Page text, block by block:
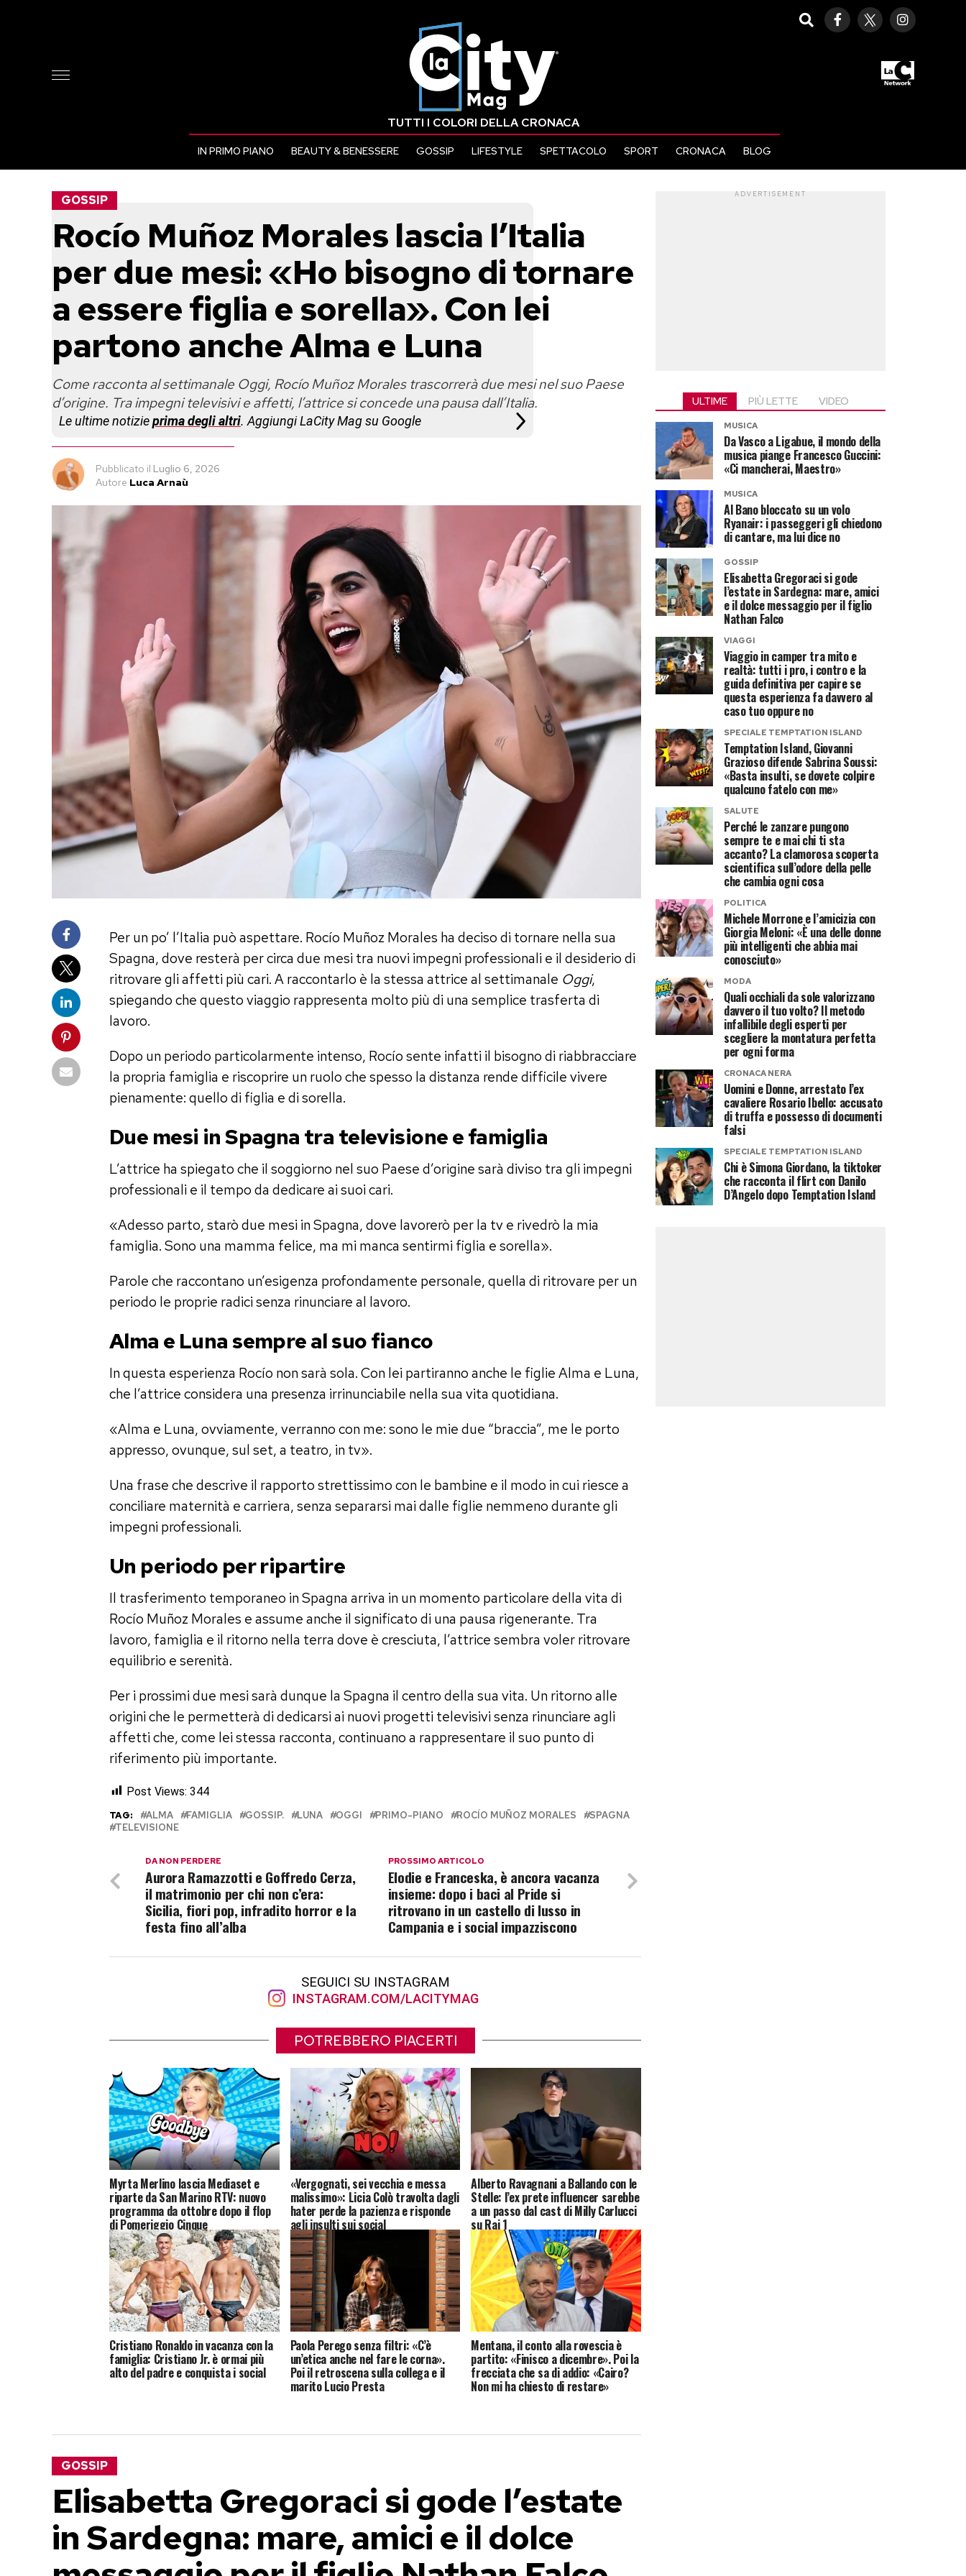
TUTTI I COLORI DELLA CRONACA
IN PRIMO PIANO BEAUTY & BENESSERE GOSSIP LIFESTYLE SPETTACOLO SPORT CRONACA BLOG
GOSSIP
Rocío Muñoz Morales lascia l’Italia
per due mesi: «Ho bisogno di tornare
a essere figlia e sorella». Con lei
partono anche Alma e Luna
Come racconta al settimanale Oggi, Rocío Muñoz Morales trascorrerà due mesi nel suo Paese
d’origine. Tra impegni televisivi e affetti, l’attrice si concede una pausa dall’Italia.
Le ultime notizieprima degli altri. Aggiungi LaCity Mag su Google
Pubblicato il Luglio 6, 2026
Autore Luca Arnaù
Per un po’ l’Italia può aspettare. Rocío Muñoz Morales ha deciso di tornare nella sua
Spagna, dove resterà per circa due mesi tra nuovi impegni professionali e il desiderio di
ritrovare gli affetti più cari. A raccontarlo è la stessa attrice al settimanale Oggi,
spiegando che questo viaggio rappresenta molto più di una semplice trasferta di
lavoro.
Dopo un periodo particolarmente intenso, Rocío sente infatti il bisogno di riabbracciare
la propria famiglia e riscoprire un ruolo che spesso la distanza rende difficile vivere
pienamente: quello di figlia e di sorella.
Due mesi in Spagna tra televisione e famiglia
L’attrice ha spiegato che il soggiorno nel suo Paese d’origine sarà diviso tra gli impegni
professionali e il tempo da dedicare ai suoi cari.
«Adesso parto, starò due mesi in Spagna, dove lavorerò per la tv e rivedrò la mia
famiglia. Sono una mamma felice, ma mi manca sentirmi figlia e sorella».
Parole che raccontano un’esigenza profondamente personale, quella di ritrovare per un
periodo le proprie radici senza rinunciare al lavoro.
Alma e Luna sempre al suo fianco
In questa esperienza Rocío non sarà sola. Con lei partiranno anche le figlie Alma e Luna,
che l’attrice considera una presenza irrinunciabile nella sua vita quotidiana.
«Alma e Luna, ovviamente, verranno con me: sono le mie due “braccia”, me le porto
appresso, ovunque, sul set, a teatro, in tv».
Una frase che descrive il rapporto strettissimo con le bambine e il modo in cui riesce a
conciliare maternità e carriera, senza separarsi mai dalle figlie nemmeno durante gli
impegni professionali.
Un periodo per ripartire
Il trasferimento temporaneo in Spagna arriva in un momento particolare della vita di
Rocío Muñoz Morales e assume anche il significato di una pausa rigenerante. Tra
lavoro, famiglia e il ritorno nella terra dove è cresciuta, l’attrice sembra voler ritrovare
equilibrio e serenità.
Per i prossimi due mesi sarà dunque la Spagna il centro della sua vita. Un ritorno alle
origini che le permetterà di dedicarsi ai nuovi progetti televisivi senza rinunciare agli
affetti che, come lei stessa racconta, continuano a rappresentare il suo punto di
riferimento più importante.
Post Views: 344
TAG: ALMA FAMIGLIA GOSSIP. LUNA OGGI PRIMO-PIANO ROCÍO MUÑOZ MORALES
SPAGNA
TELEVISIONE
PROSSIMO ARTICOLO
Elodie e Franceska, è ancora vacanza
insieme: dopo i baci al Pride si
ritrovano in un castello di lusso in
Campania e i social impazziscono
DA NON PERDERE
Aurora Ramazzotti e Goffredo Cerza,
il matrimonio per chi non c’era:
Sicilia, fiori pop, infradito horror e la
festa fino all’alba
SEGUICI SU INSTAGRAM
INSTAGRAM.COM/LACITYMAG
POTREBBERO PIACERTI
Myrta Merlino lascia Mediaset e
riparte da San Marino RTV: nuovo
programma da ottobre dopo il flop
di Pomeriggio Cinque
«Vergognati, sei vecchia e messa
malissimo»: Licia Colò travolta dagli
hater perde la pazienza e risponde
agli insulti sui social
Alberto Ravagnani a Ballando con le
Stelle: l’ex prete influencer sarebbe
a un passo dal cast di Milly Carlucci
su Rai 1
Cristiano Ronaldo in vacanza con la
famiglia: Cristiano Jr. è ormai più
alto del padre e conquista i social
Paola Perego senza filtri: «C’è
un’etica anche nel fare le corna».
Poi il retroscena sulla collega e il
marito Lucio Presta
Mentana, il conto alla rovescia è
partito: «Finisco a dicembre». Poi la
frecciata che sa di addio: «Cairo?
Non mi ha chiesto di restare»
GOSSIP
Elisabetta Gregoraci si gode l’estate
in Sardegna: mare, amici e il dolce
ADVERTISEMENT
ULTIME PIÙ LETTE VIDEO
MUSICA
Da Vasco a Ligabue, il mondo della
musica piange Francesco Guccini:
«Ci mancherai, Maestro»
MUSICA
Al Bano bloccato su un volo
Ryanair: i passeggeri gli chiedono
di cantare, ma lui dice no
GOSSIP
Elisabetta Gregoraci si gode
l’estate in Sardegna: mare, amici
e il dolce messaggio per il figlio
Nathan Falco
VIAGGI
Viaggio in camper tra mito e
realtà: tutti i pro, i contro e la
guida definitiva per capire se
questa esperienza fa davvero al
caso tuo oppure no
SPECIALE TEMPTATION ISLAND
Temptation Island, Giovanni
Grazioso difende Sabrina Soussi:
«Basta insulti, se dovete colpire
qualcuno fatelo con me»
SALUTE
Perché le zanzare pungono
sempre te e mai chi ti sta
accanto? La clamorosa scoperta
scientifica sull’odore della pelle
che cambia ogni cosa
POLITICA
Michele Morrone e l’amicizia con
Giorgia Meloni: «È una delle donne
più intelligenti che abbia mai
conosciuto»
MODA
Quali occhiali da sole valorizzano
davvero il tuo volto? Il metodo
infallibile degli esperti per
scegliere la montatura perfetta
per ogni forma
CRONACA NERA
Uomini e Donne, arrestato l’ex
cavaliere Rosario Ibello: accusato
di truffa e possesso di documenti
falsi
SPECIALE TEMPTATION ISLAND
Chi è Simona Giordano, la tiktoker
che racconta il flirt con Danilo
D’Angelo dopo Temptation Island